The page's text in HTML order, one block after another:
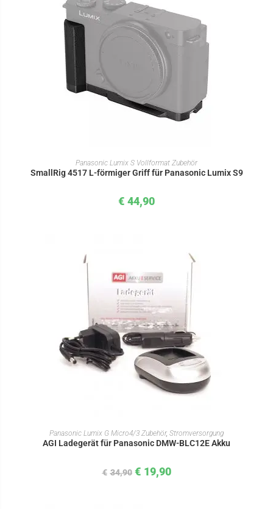
IN DEN WARENKORB
Panasonic Lumix S Vollformat Zubehör
SmallRig 4517 L-förmiger Griff für Panasonic Lumix S9
€ 44,90
IN DEN WARENKORB
Panasonic Lumix G Micro4/3 Zubehör, Stromversorgung
AGI Ladegerät für Panasonic DMW-BLC12E Akku
€ 34,90 € 19,90